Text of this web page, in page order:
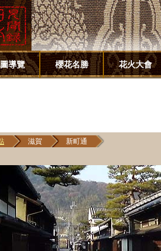
導覽 櫻花名勝 花火大會
滋賀 新町通